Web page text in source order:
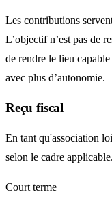
Les contributions
L’objectif n’est pas de
de rendre le lieu
avec plus d’autonomie.
Reçu fiscal
En tant qu'association
selon le cadre applicable.
Court terme